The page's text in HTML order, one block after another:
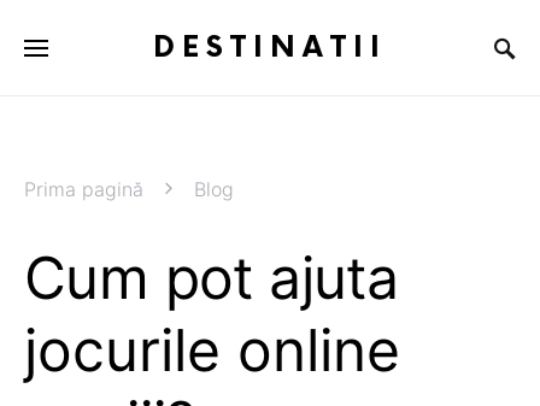
DESTINATII
Prima pagină Blog
Cum pot ajuta
jocurile online